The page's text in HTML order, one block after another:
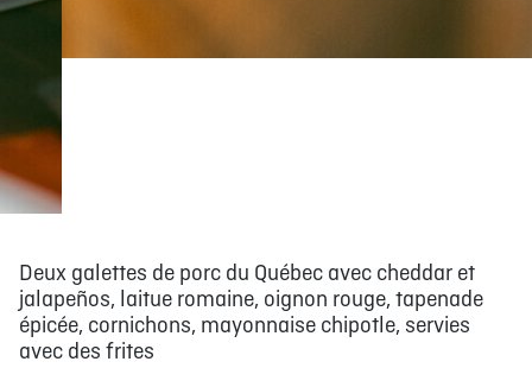
Deux galettes de porc du Québec avec cheddar et
jalapeños, laitue romaine, oignon rouge, tapenade
épicée, cornichons, mayonnaise chipotle, servies
avec des frites